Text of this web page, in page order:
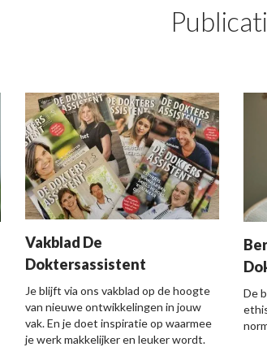
Vakblad De
Doktersassistent
Je blijft via ons vakblad op de hoogte
van nieuwe ontwikkelingen in jouw
vak. En je doet inspiratie op waarmee
je werk makkelijker en leuker wordt.
De